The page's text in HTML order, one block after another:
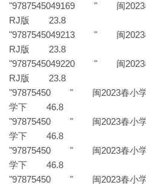
"9787545049169 " 闽2023春
RJ版 23.8
"9787545049213 " 闽2023春
RJ版 23.8
"9787545049220 " 闽2023春
RJ版 23.8
"97875450 " 闽2023春小学数
学下 46.8
"97875450 " 闽2023春小学数
学下 46.8
"97875450 " 闽2023春小学数
学下 46.8
"97875450 " 闽2023春小学数